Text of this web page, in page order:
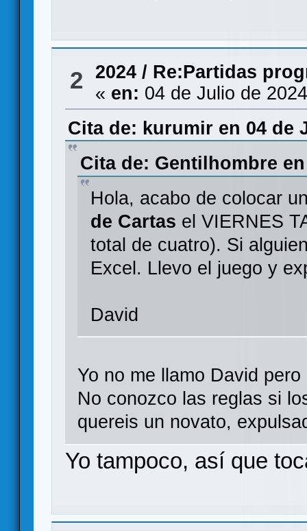
2 2024/ Re:Partidas
« en: 04 de Julio de
Cita de: kurumir en 04 de
Cita de: Gentilhombre
Hola, acabo de colocar
de Cartas el VIERNES
total de cuatro). Si
Excel. Llevo el juego y
David
Yo no me llamo David
No conozco las reglas si
quereis un novato,
Yo tampoco, así que